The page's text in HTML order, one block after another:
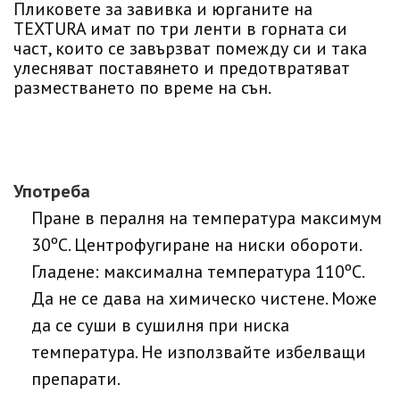
Пликовете за завивка и юрганите на
TEXTURA имат по три ленти в горната си
част, които се завързват помежду си и така
улесняват поставянето и предотвратяват
разместването по време на сън.
Употреба
Пране в пералня на температура максимум
30ºC. Центрофугиране на ниски обороти.
Гладене: максимална температура 110ºC.
Да не се дава на химическо чистене. Може
да се суши в сушилня при ниска
температура. Не използвайте избелващи
препарати.